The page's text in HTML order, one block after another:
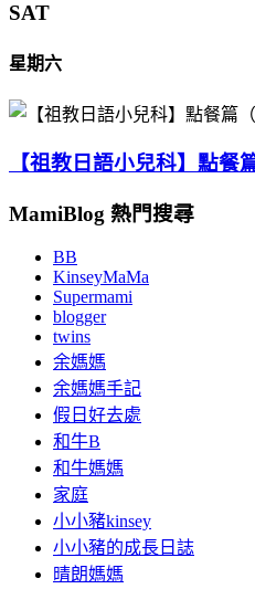
SAT
星期六
【祖教日語小兒科】點餐
MamiBlog 熱門搜尋
BB
KinseyMaMa
Supermami
blogger
twins
余媽媽
余媽媽手記
假日好去處
和牛B
和牛媽媽
家庭
小小豬kinsey
小小豬的成長日誌
晴朗媽媽